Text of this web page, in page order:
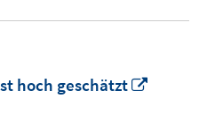
hoch geschätzt